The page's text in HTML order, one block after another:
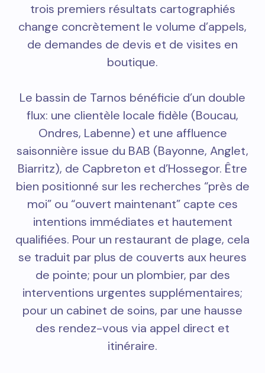
trois premiers résultats cartographiés
change concrètement le volume d’appels,
de demandes de devis et de visites en
boutique.
Le bassin de Tarnos bénéficie d’un double
flux: une clientèle locale fidèle (Boucau,
Ondres, Labenne) et une affluence
saisonnière issue du BAB (Bayonne, Anglet,
Biarritz), de Capbreton et d’Hossegor. Être
bien positionné sur les recherches “près de
moi” ou “ouvert maintenant” capte ces
intentions immédiates et hautement
qualifiées. Pour un restaurant de plage, cela
se traduit par plus de couverts aux heures
de pointe; pour un plombier, par des
interventions urgentes supplémentaires;
pour un cabinet de soins, par une hausse
des rendez-vous via appel direct et
itinéraire.